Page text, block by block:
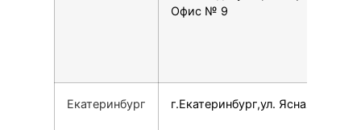
Офис № 9
Екатеринбург г.Екатеринбург,ул. Ясная, 1/1